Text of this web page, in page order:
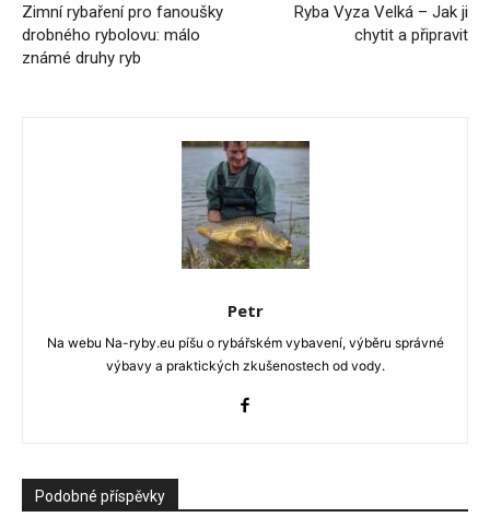
Zimní rybaření pro fanoušky
drobného rybolovu: málo
známé druhy ryb
Ryba Vyza Velká – Jak ji
chytit a připravit
Petr
Na webu Na-ryby.eu píšu o rybářském vybavení, výběru správné
výbavy a praktických zkušenostech od vody.
Podobné příspěvky